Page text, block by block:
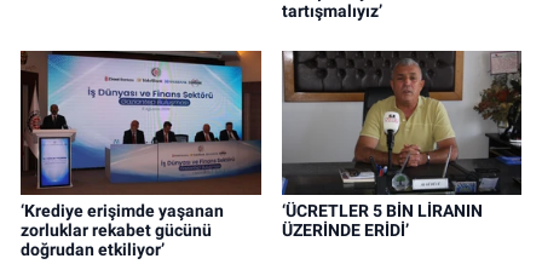
tartışmalıyız’
‘Krediye erişimde yaşanan
zorluklar rekabet gücünü
doğrudan etkiliyor’
‘ÜCRETLER 5 BİN LİRANIN
ÜZERİNDE ERİDİ’